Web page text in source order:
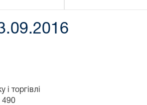
і торгівлі
490